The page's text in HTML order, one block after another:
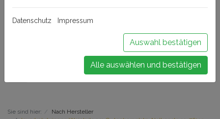
Buchen Sie Ihr Weinseminar!
Sie sind hier:
Nach Hersteller
Datenschutz Impressum
Auswahl bestätigen
Alle auswählen und bestätigen